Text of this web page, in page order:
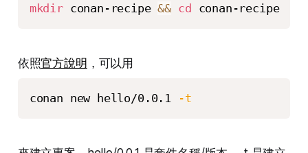
mkdir conan-recipe && cd conan-recipe
依照官方說明 ，可以用
conan new hello/0.0.1 -t